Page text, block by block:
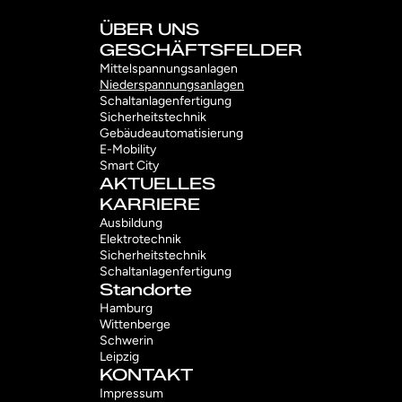
ÜBER UNS
GESCHÄFTSFELDER
Mittelspannungsanlagen
Niederspannungsanlagen
Schaltanlagenfertigung
Sicherheitstechnik
Gebäudeautomatisierung
E-Mobility
Smart City
AKTUELLES
KARRIERE
Ausbildung
Elektrotechnik
Sicherheitstechnik
Schaltanlagenfertigung
Standorte
Hamburg
Wittenberge
Schwerin
Leipzig
KONTAKT
Impressum